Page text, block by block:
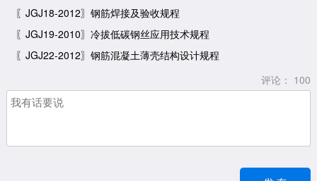
〖JGJ18-2012〗钢筋焊接及验收规程
〖JGJ19-2010〗冷拔低碳钢丝应用技术规程
〖JGJ22-2012〗钢筋混凝土薄壳结构设计规程
评论： 100